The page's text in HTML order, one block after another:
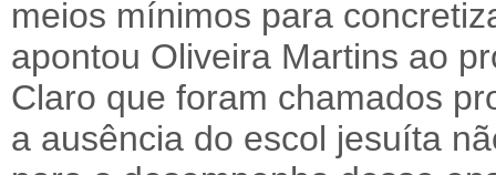
meios mínimos para
apontou Oliveira Martins ao
Claro que foram chamados
a ausência do escol jesuíta